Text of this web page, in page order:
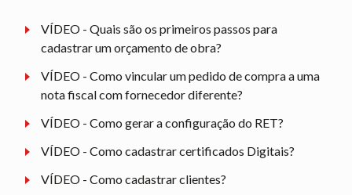
VÍDEO - Quais são os primeiros passos para
cadastrar um orçamento de obra?
VÍDEO - Como vincular um pedido de compra a uma
nota fiscal com fornecedor diferente?
VÍDEO - Como gerar a configuração do RET?
VÍDEO - Como cadastrar certificados Digitais?
VÍDEO - Como cadastrar clientes?